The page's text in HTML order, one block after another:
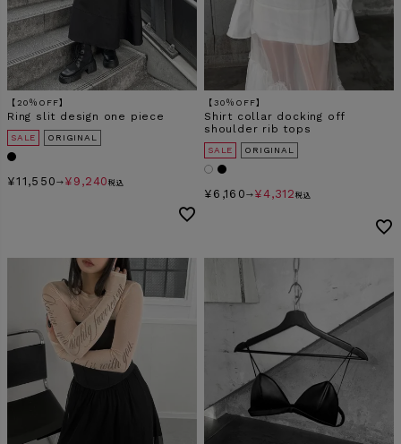
【20％OFF】
Ring slit design one piece
SALE ORIGINAL
¥11,550→ ¥ 9,240税込
【30％OFF】
Shirt collar docking off
shoulder rib tops
SALE ORIGINAL
¥ 6,160 → ¥4,312 税込